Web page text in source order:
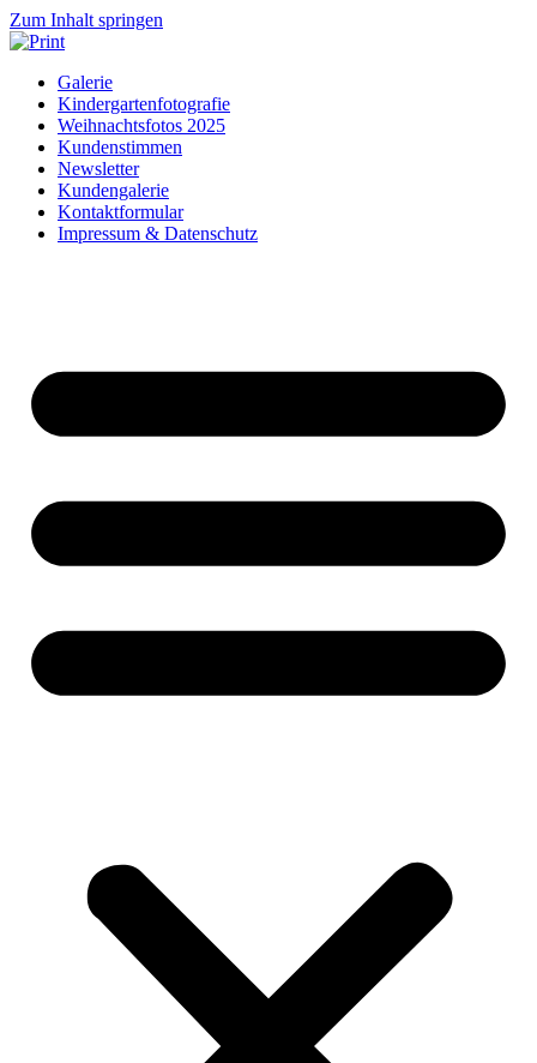
Zum Inhalt springen
Galerie
Kindergartenfotografie
Weihnachtsfotos 2025
Kundenstimmen
Newsletter
Kundengalerie
Kontaktformular
Impressum & Datenschutz